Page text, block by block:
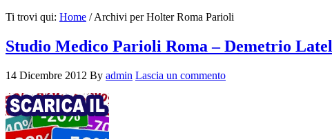
Ti trovi qui: Home /Archivi per Holter Roma Parioli
Studio Medico Parioli Roma – Demetrio
14 Dicembre 2012 By admin Lascia un commento